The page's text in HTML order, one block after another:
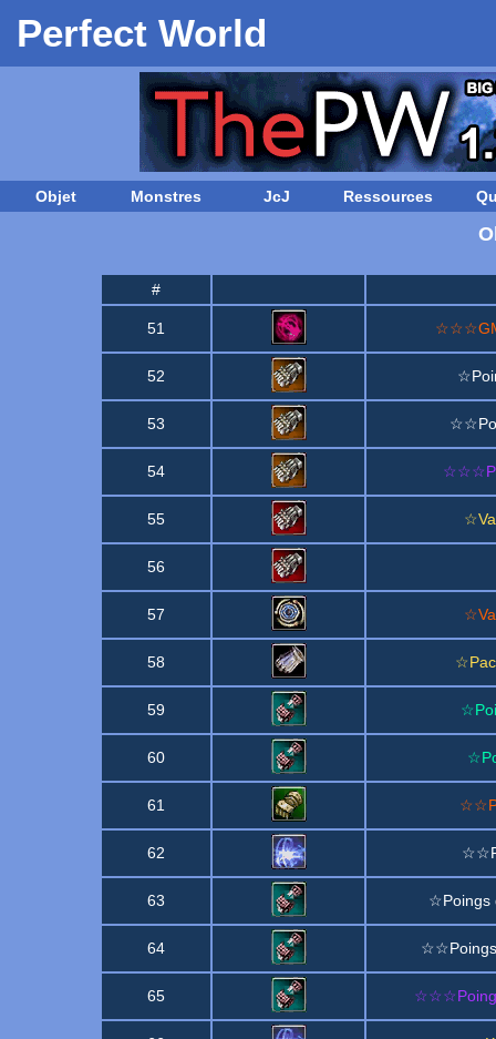
Perfect World
Objet Monstres JcJ Ressources
#
51
52
53
54
55
56
57
58
59
60
61
62
63 ☆Poings
64 ☆☆Poings
65